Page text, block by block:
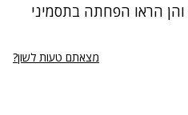
והן הראו הפחתה בתסמיני
מצאתם טעות לשון?